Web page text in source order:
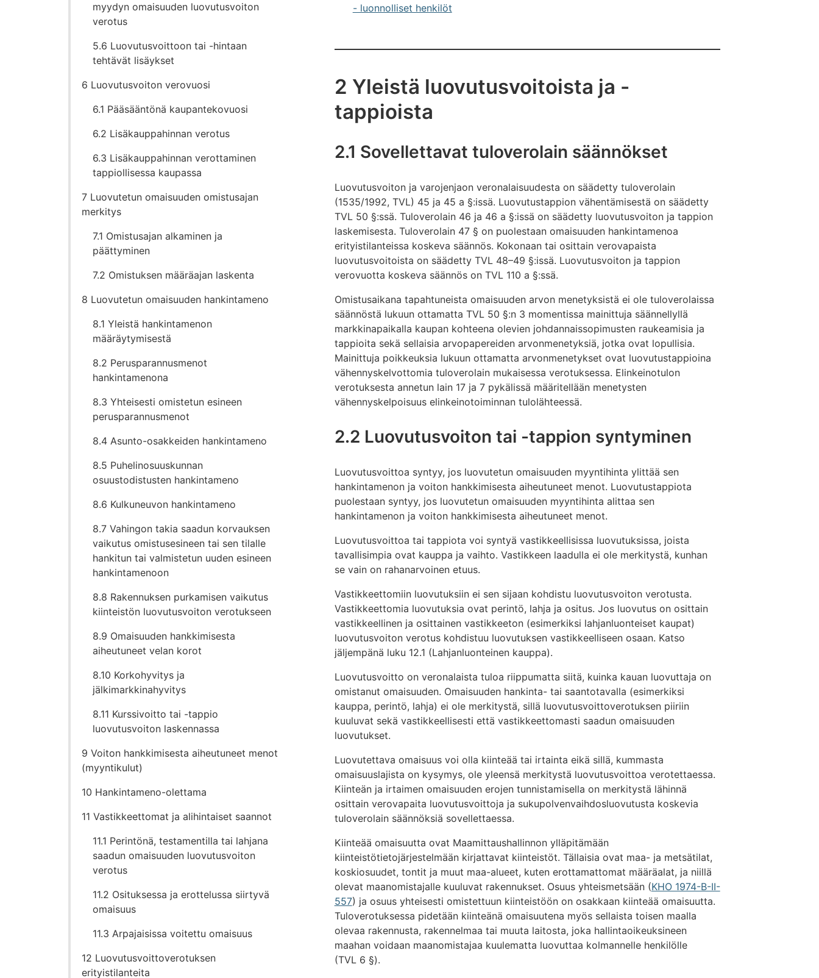
myydyn omaisuuden luovutusvoiton
verotus
5.6 Luovutusvoittoon tai -hintaan
tehtävät lisäykset
6 Luovutusvoiton verovuosi
6.1 Pääsääntönä kaupantekovuosi
6.2 Lisäkauppahinnan verotus
6.3 Lisäkauppahinnan verottaminen
tappiollisessa kaupassa
7 Luovutetun omaisuuden omistusajan
merkitys
7.1 Omistusajan alkaminen ja
päättyminen
7.2 Omistuksen määräajan laskenta
8 Luovutetun omaisuuden hankintameno
8.1 Yleistä hankintamenon
määräytymisestä
8.2 Perusparannusmenot
hankintamenona
8.3 Yhteisesti omistetun esineen
perusparannusmenot
8.4 Asunto-osakkeiden hankintameno
8.5 Puhelinosuuskunnan
osuustodistusten hankintameno
8.6 Kulkuneuvon hankintameno
8.7 Vahingon takia saadun korvauksen
vaikutus omistusesineen tai sen tilalle
hankitun tai valmistetun uuden esineen
hankintamenoon
8.8 Rakennuksen purkamisen vaikutus
kiinteistön luovutusvoiton verotukseen
8.9 Omaisuuden hankkimisesta
aiheutuneet velan korot
8.10 Korkohyvitys ja
jälkimarkkinahyvitys
8.11 Kurssivoitto tai -tappio
luovutusvoiton laskennassa
9 Voiton hankkimisesta aiheutuneet menot
(myyntikulut)
10 Hankintameno-olettama
11 Vastikkeettomat ja alihintaiset saannot
11.1 Perintönä, testamentilla tai lahjana
saadun omaisuuden luovutusvoiton
verotus
11.2 Osituksessa ja erottelussa siirtyvä
omaisuus
11.3 Arpajaisissa voitettu omaisuus
12 Luovutusvoittoverotuksen
erityistilanteita
- luonnolliset henkilöt
2 Yleistä luovutusvoitoista ja -
tappioista
2.1 Sovellettavat tuloverolain säännökset
Luovutusvoiton ja varojenjaon veronalaisuudesta on säädetty tuloverolain
(1535/1992, TVL) 45 ja 45 a §:issä. Luovutustappion vähentämisestä on säädetty
TVL 50 §:ssä. Tuloverolain 46 ja 46 a §:issä on säädetty luovutusvoiton ja tappion
laskemisesta. Tuloverolain 47 § on puolestaan omaisuuden hankintamenoa
erityistilanteissa koskeva säännös. Kokonaan tai osittain verovapaista
luovutusvoitoista on säädetty TVL 48–49 §:issä. Luovutusvoiton ja tappion
verovuotta koskeva säännös on TVL 110 a §:ssä.
Omistusaikana tapahtuneista omaisuuden arvon menetyksistä ei ole tuloverolaissa
säännöstä lukuun ottamatta TVL 50 §:n 3 momentissa mainittuja säännellyllä
markkinapaikalla kaupan kohteena olevien johdannaissopimusten raukeamisia ja
tappioita sekä sellaisia arvopapereiden arvonmenetyksiä, jotka ovat lopullisia.
Mainittuja poikkeuksia lukuun ottamatta arvonmenetykset ovat luovutustappioina
vähennyskelvottomia tuloverolain mukaisessa verotuksessa. Elinkeinotulon
verotuksesta annetun lain 17 ja 7 pykälissä määritellään menetysten
vähennyskelpoisuus elinkeinotoiminnan tulolähteessä.
2.2 Luovutusvoiton tai -tappion syntyminen
Luovutusvoittoa syntyy, jos luovutetun omaisuuden myyntihinta ylittää sen
hankintamenon ja voiton hankkimisesta aiheutuneet menot. Luovutustappiota
puolestaan syntyy, jos luovutetun omaisuuden myyntihinta alittaa sen
hankintamenon ja voiton hankkimisesta aiheutuneet menot.
Luovutusvoittoa tai tappiota voi syntyä vastikkeellisissa luovutuksissa, joista
tavallisimpia ovat kauppa ja vaihto. Vastikkeen laadulla ei ole merkitystä, kunhan
se vain on rahanarvoinen etuus.
Vastikkeettomiin luovutuksiin ei sen sijaan kohdistu luovutusvoiton verotusta.
Vastikkeettomia luovutuksia ovat perintö, lahja ja ositus. Jos luovutus on osittain
vastikkeellinen ja osittainen vastikkeeton (esimerkiksi lahjanluonteiset kaupat)
luovutusvoiton verotus kohdistuu luovutuksen vastikkeelliseen osaan. Katso
jäljempänä luku 12.1 (Lahjanluonteinen kauppa).
Luovutusvoitto on veronalaista tuloa riippumatta siitä, kuinka kauan luovuttaja on
omistanut omaisuuden. Omaisuuden hankinta- tai saantotavalla (esimerkiksi
kauppa, perintö, lahja) ei ole merkitystä, sillä luovutusvoittoverotuksen piiriin
kuuluvat sekä vastikkeellisesti että vastikkeettomasti saadun omaisuuden
luovutukset.
Luovutettava omaisuus voi olla kiinteää tai irtainta eikä sillä, kummasta
omaisuuslajista on kysymys, ole yleensä merkitystä luovutusvoittoa verotettaessa.
Kiinteän ja irtaimen omaisuuden erojen tunnistamisella on merkitystä lähinnä
osittain verovapaita luovutusvoittoja ja sukupolvenvaihdosluovutusta koskevia
tuloverolain säännöksiä sovellettaessa.
Kiinteää omaisuutta ovat Maamittaushallinnon ylläpitämään
kiinteistötietojärjestelmään kirjattavat kiinteistöt. Tällaisia ovat maa- ja metsätilat,
koskiosuudet, tontit ja muut maa-alueet, kuten erottamattomat määräalat, ja niillä
olevat maanomistajalle kuuluvat rakennukset. Osuus yhteismetsään (KHO 1974-B-II-
557) ja osuus yhteisesti omistettuun kiinteistöön on osakkaan kiinteää omaisuutta.
Tuloverotuksessa pidetään kiinteänä omaisuutena myös sellaista toisen maalla
olevaa rakennusta, rakennelmaa tai muuta laitosta, joka hallintaoikeuksineen
maahan voidaan maanomistajaa kuulematta luovuttaa kolmannelle henkilölle
(TVL 6 §).